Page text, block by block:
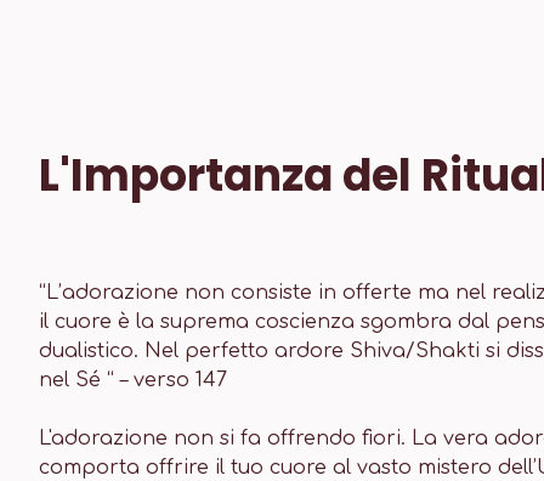
L'Importanza del
“ L’adorazione non consiste in offerte ma nel
il cuore è la suprema coscienza sgombra dal
dualistico. Nel perfetto ardore Shiva/Shakti si
nel Sé “ – verso 147
L'adorazione non si fa offrendo fiori. La vera
comporta offrire il tuo cuore al vasto mistero